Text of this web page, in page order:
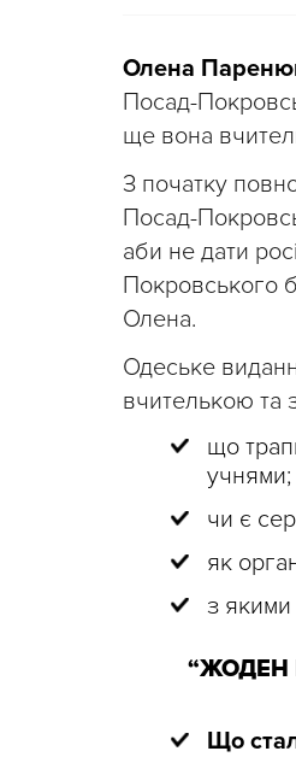
Олена
Посад-
ще вона
З початку
Посад-
аби не дати
Покровського
Олена.
Одеське
вчителькою та
що
учнями;
чи є
як
з якими
“ЖОДЕН
Що